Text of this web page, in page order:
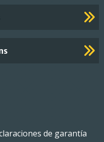
de garantía